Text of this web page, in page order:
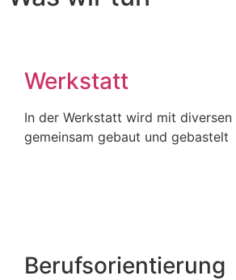
Werkstatt
In der Werkstatt wird mit diversen
gemeinsam gebaut und gebastelt
Berufsorientierung